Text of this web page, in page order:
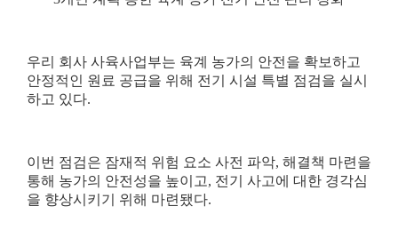
우리 회사 사육사업부는 육계 농가의 안전을 확보하고
안정적인 원료 공급을 위해 전기 시설 특별 점검을 실시
하고 있다.
이번 점검은 잠재적 위험 요소 사전 파악, 해결책 마련을
통해 농가의 안전성을 높이고, 전기 사고에 대한 경각심
을 향상시키기 위해 마련됐다.